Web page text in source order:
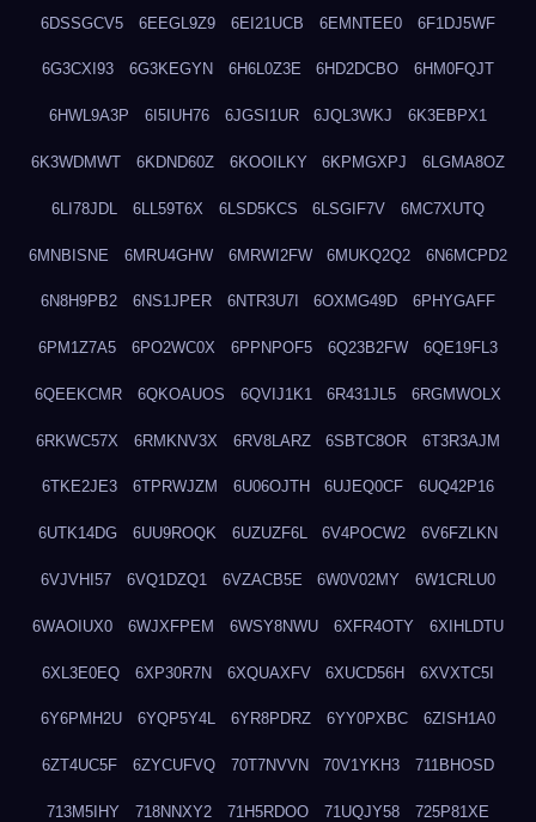
6DSSGCV5 6EEGL9Z9 6EI21UCB 6EMNTEE0 6F1DJ5WF
6G3CXI93 6G3KEGYN 6H6L0Z3E 6HD2DCBO 6HM0FQJT
6HWL9A3P 6I5IUH76 6JGSI1UR 6JQL3WKJ 6K3EBPX1
6K3WDMWT 6KDND60Z 6KOOILKY 6KPMGXPJ 6LGMA8OZ
6LI78JDL 6LL59T6X 6LSD5KCS 6LSGIF7V 6MC7XUTQ
6MNBISNE 6MRU4GHW 6MRWI2FW 6MUKQ2Q2 6N6MCPD2
6N8H9PB2 6NS1JPER 6NTR3U7I 6OXMG49D 6PHYGAFF
6PM1Z7A5 6PO2WC0X 6PPNPOF5 6Q23B2FW 6QE19FL3
6QEEKCMR 6QKOAUOS 6QVIJ1K1 6R431JL5 6RGMWOLX
6RKWC57X 6RMKNV3X 6RV8LARZ 6SBTC8OR 6T3R3AJM
6TKE2JE3 6TPRWJZM 6U06OJTH 6UJEQ0CF 6UQ42P16
6UTK14DG 6UU9ROQK 6UZUZF6L 6V4POCW2 6V6FZLKN
6VJVHI57 6VQ1DZQ1 6VZACB5E 6W0V02MY 6W1CRLU0
6WAOIUX0 6WJXFPEM 6WSY8NWU 6XFR4OTY 6XIHLDTU
6XL3E0EQ 6XP30R7N 6XQUAXFV 6XUCD56H 6XVXTC5I
6Y6PMH2U 6YQP5Y4L 6YR8PDRZ 6YY0PXBC 6ZISH1A0
6ZT4UC5F 6ZYCUFVQ 70T7NVVN 70V1YKH3 711BHOSD
713M5IHY 718NNXY2 71H5RDOO 71UQJY58 725P81XE